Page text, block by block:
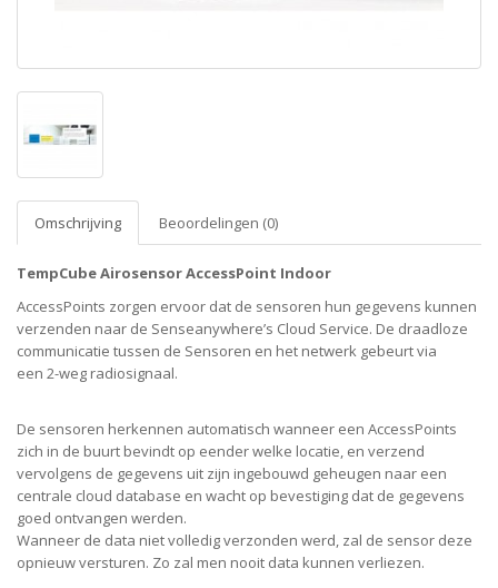
Omschrijving Beoordelingen (0)
TempCube Airosensor AccessPoint Indoor
AccessPoints zorgen ervoor dat de sensoren hun gegevens kunnen
verzenden naar de Senseanywhere’s Cloud Service. De draadloze
communicatie tussen de Sensoren en het netwerk gebeurt via
een 2-weg radiosignaal.
De sensoren herkennen automatisch wanneer een AccessPoints
zich in de buurt bevindt op eender welke locatie, en verzend
vervolgens de gegevens uit zijn ingebouwd geheugen naar een
centrale cloud database en wacht op bevestiging dat de gegevens
goed ontvangen werden.
Wanneer de data niet volledig verzonden werd, zal de sensor deze
opnieuw versturen. Zo zal men nooit data kunnen verliezen.